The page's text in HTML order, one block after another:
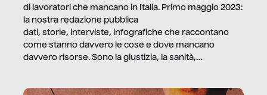
di lavoratori che mancano in Italia. Primo maggio 2023:
la nostra redazione pubblica
dati, storie, interviste, infografiche che raccontano
come stanno davvero le cose e dove mancano
davvero risorse. Sono la giustizia, la sanità,